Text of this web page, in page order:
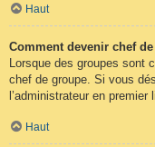
Haut
Comment devenir chef
Lorsque des groupes sont
chef de groupe. Si vous
l’administrateur en
Haut